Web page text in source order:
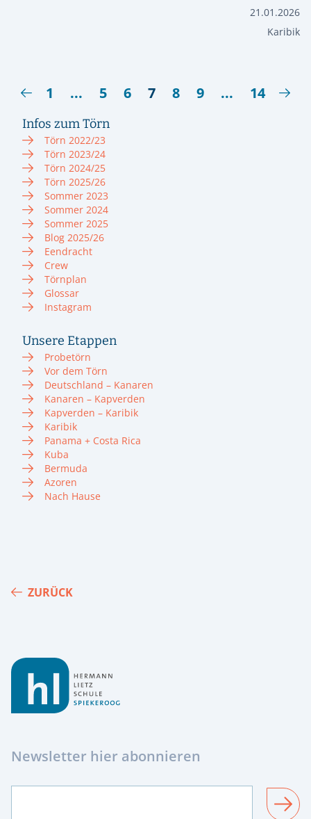
21.01.2026
Karibik
1 ... 5 6 7 8 9 ... 14
Infos zum Törn
Törn 2022/23
Törn 2023/24
Törn 2024/25
Törn 2025/26
Sommer 2023
Sommer 2024
Sommer 2025
Blog 2025/26
Eendracht
Crew
Törnplan
Glossar
Instagram
Unsere Etappen
Probetörn
Vor dem Törn
Deutschland – Kanaren
Kanaren – Kapverden
Kapverden – Karibik
Karibik
Panama + Costa Rica
Kuba
Bermuda
Azoren
Nach Hause
ZURÜCK
Newsletter hier abonnieren
SENDEN